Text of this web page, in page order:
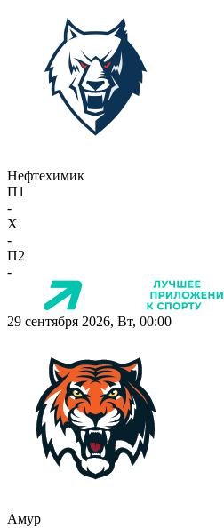
Нефтехимик
П1
-
X
-
П2
-
29 сентября 2026, Вт, 00:00
Амур